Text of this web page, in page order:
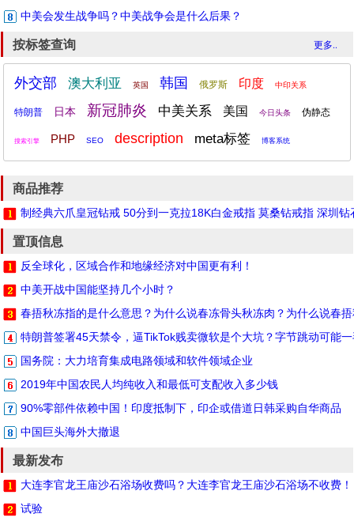
中美会发生战争吗？中美战争会是什么后果？
更多..
按标签查询
外交部 澳大利亚 英国 韩国 俄罗斯 印度 中印关系
特朗普 日本 新冠肺炎 中美关系 美国 今日头条 伪静态
搜索引擎 PHP SEO description meta标签 博客系统
商品推荐
制经典六爪皇冠钻戒 50分到一克拉18K白金戒指 莫桑钻戒指 深圳钻
置顶信息
反全球化，区域合作和地缘经济对中国更有利！
中美开战中国能坚持几个小时？
春捂秋冻指的是什么意思？为什么说春冻骨头秋冻肉？为什么说春
特朗普签署45天禁令，逼TikTok贱卖微软是个大坑？字节跳动可能
国务院：大力培育集成电路领域和软件领域企业
2019年中国农民人均纯收入和最低可支配收入多少钱
90%零部件依赖中国！印度抵制下，印企或借道日韩采购自华商品
中国巨头海外大撤退
最新发布
大连李官龙王庙沙石浴场收费吗？大连李官龙王庙沙石浴场不收费！
试验